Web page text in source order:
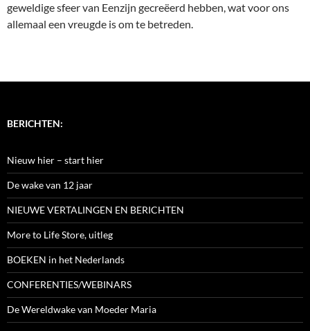
geweldige sfeer van Eenzijn gecreëerd hebben, wat voor ons
allemaal een vreugde is om te betreden.
BERICHTEN:
Nieuw hier – start hier
De wake van 12 jaar
NIEUWE VERTALINGEN EN BERICHTEN
More to Life Store, uitleg
BOEKEN in het Nederlands
CONFERENTIES/WEBINARS
De Wereldwake van Moeder Maria